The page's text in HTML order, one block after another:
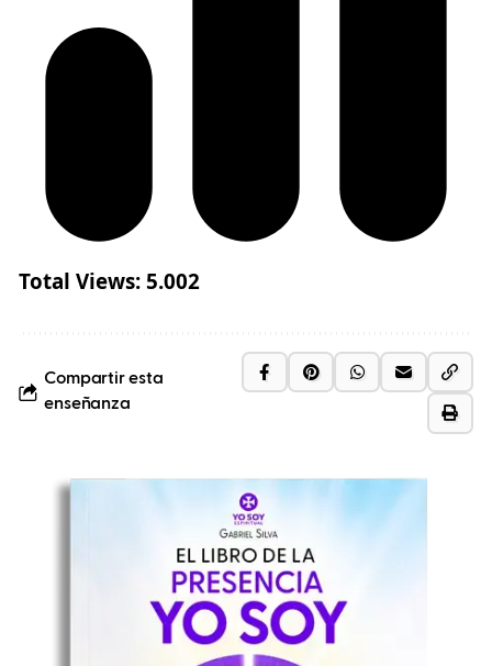
Total Views: 5.002
Compartir esta
enseñanza